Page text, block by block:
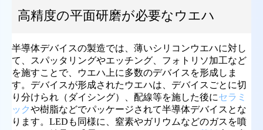
高精度の平面研磨が必要なウエハ
半導体デバイスの製造では、薄いシリコンウエハに対し
て、スパッタリングやエッチング、フォトリソ加工など
を施すことで、ウエハ上に多数のデバイスを形成しま
す。デバイスが形成されたウエハは、デバイスごとに切
り分けられ（ダイシング）、配線等を施した後にセラミ
ックや樹脂などでパッケージされて半導体デバイスとな
ります。LEDも同様に、窒素やガリウムなどのガスを噴